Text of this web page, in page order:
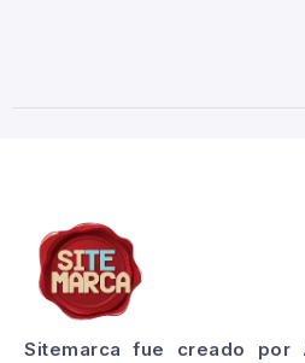
Sitemarca fue creado